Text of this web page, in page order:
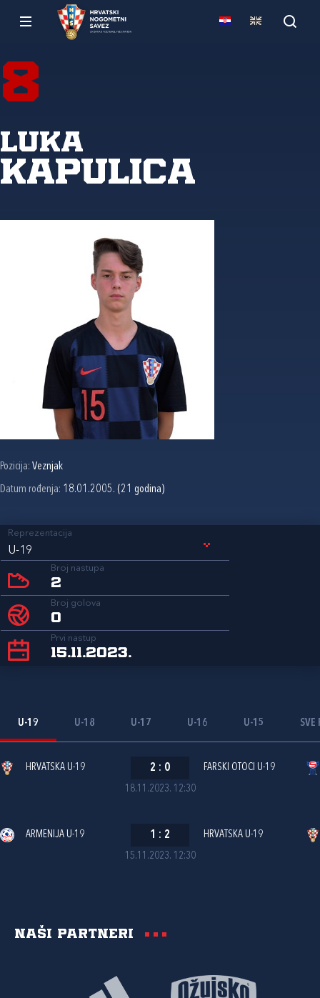
8
Luka
Kapulica
Pozicija: Veznjak
Datum rođenja: 18.01.2005. (21 godina)
Reprezentacija
U-19
Broj nastupa
2
Broj golova
0
Prvi nastup
15.11.2023.
U-19 U-18 U-17 U-16 U-15 SVE
18.11.2023. 12:30
HRVATSKA U-19 2 : 0 FARSKI OTOCI U-19
15.11.2023. 12:30
ARMENIJA U-19 1 : 2 HRVATSKA U-19
Naši partneri